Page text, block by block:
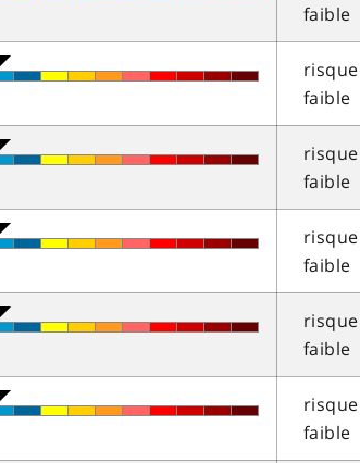
faible
risque
faible
risque
faible
risque
faible
risque
faible
risque
faible